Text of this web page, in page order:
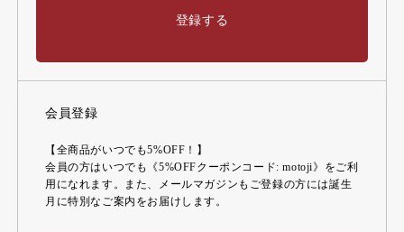
登録する
会員登録
【全商品がいつでも5%OFF！】
会員の方はいつでも《5%OFFクーポンコード: motoji》をご利
用になれます。また、メールマガジンもご登録の方には誕生
月に特別なご案内をお届けします。